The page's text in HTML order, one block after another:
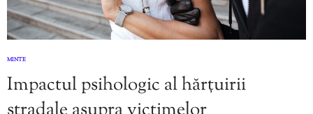
MINTE
Impactul psihologic al hărțuirii